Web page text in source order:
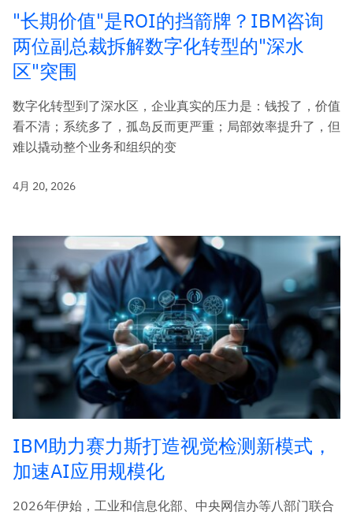
"长期价值"是ROI的挡箭牌？IBM咨询
两位副总裁拆解数字化转型的"深水
区"突围
数字化转型到了深水区，企业真实的压力是：钱投了，价值
看不清；系统多了，孤岛反而更严重；局部效率提升了，但
难以撬动整个业务和组织的变
4月 20, 2026
IBM助力赛力斯打造视觉检测新模式，
加速AI应用规模化
2026年伊始，工业和信息化部、中央网信办等八部门联合